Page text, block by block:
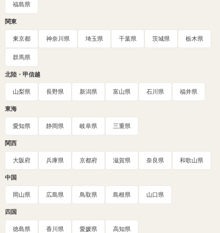
福島県
関東
東京都 神奈川県 埼玉県 千葉県 茨城県 栃木県
群馬県
北陸・甲信越
山梨県 長野県 新潟県 富山県 石川県 福井県
東海
愛知県 静岡県 岐阜県 三重県
関西
大阪府 兵庫県 京都府 滋賀県 奈良県 和歌山県
中国
岡山県 広島県 鳥取県 島根県 山口県
四国
徳島県 香川県 愛媛県 高知県